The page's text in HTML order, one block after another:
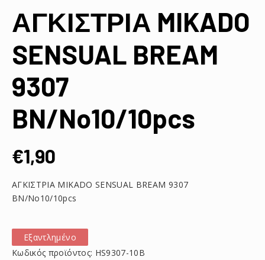
ΑΓΚΙΣΤΡΙΑ MIKADO
SENSUAL BREAM
9307
BN/No10/10pcs
€1,90
ΑΓΚΙΣΤΡΙΑ MIKADO SENSUAL BREAM 9307
BN/No10/10pcs
Εξαντλημένο
Κωδικός προϊόντος: HS9307-10B